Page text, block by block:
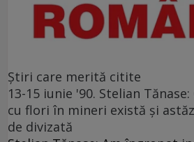
Ştiri care merită citite
13-15 iunie '90. Stelian
cu flori în mineri există și
de divizată